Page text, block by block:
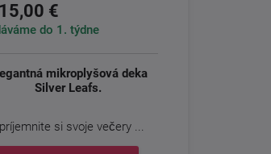
15,00 €
do 1. týdne
mikroplyšová deka
Silver Leafs.
si svoje večery ...